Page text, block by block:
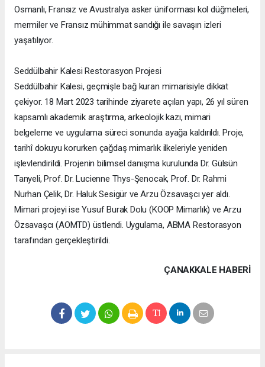
Osmanlı, Fransız ve Avustralya asker üniforması kol düğmeleri,
mermiler ve Fransız mühimmat sandığı ile savaşın izleri
yaşatılıyor.
Seddülbahir Kalesi Restorasyon Projesi
Seddülbahir Kalesi, geçmişle bağ kuran mimarisiyle dikkat
çekiyor. 18 Mart 2023 tarihinde ziyarete açılan yapı, 26 yıl süren
kapsamlı akademik araştırma, arkeolojik kazı, mimari
belgeleme ve uygulama süreci sonunda ayağa kaldırıldı. Proje,
tarihî dokuyu korurken çağdaş mimarlık ilkeleriyle yeniden
işlevlendirildi. Projenin bilimsel danışma kurulunda Dr. Gülsün
Tanyeli, Prof. Dr. Lucienne Thys-Şenocak, Prof. Dr. Rahmi
Nurhan Çelik, Dr. Haluk Sesigür ve Arzu Özsavaşcı yer aldı.
Mimari projeyi ise Yusuf Burak Dolu (KOOP Mimarlık) ve Arzu
Özsavaşcı (AOMTD) üstlendi. Uygulama, ABMA Restorasyon
tarafından gerçekleştirildi.
ÇANAKKALE HABERİ